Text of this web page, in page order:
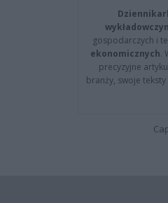
gospodarczych i
ekonomicznych.
precyzyjne
branży, swoje